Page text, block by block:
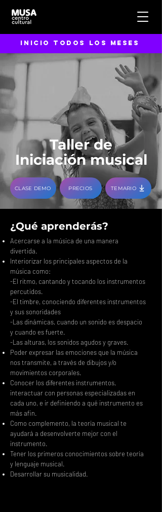
inicio todos los meses
Taller de
Iniciación musical
CLASE DEMO PRECIOS TEMARIO
¿Qué aprenderás?
Acercarse a la música de una manera
divertida.
Interiorizar los principales aspectos de la
música como:
-El ritmo, cantando y tocando los instrumentos
percutidos.
-El timbre, conociendo diferentes instrumentos
y sus sonoridades
-Las dinámicas, cuando un sonido es despacio
y cuando es fuerte.
-Las alturas, los sonidos agudos y graves.
Poder expresar las emociones que la música
nos transmite, a través de dibujos y/o
movimientos corporales.
Conocer los diferentes instrumentos,
interactuar con personas especializadas en
cada uno, e ir definiendo a qué instrumento es
más afin.
Como complemento, la teoría musical te
ayudará a desenvolverte mejor con el
instrumento.
Tener los primeros conocimientos sobre teoría
y lenguaje musical.
Desarrollar su musicalidad.